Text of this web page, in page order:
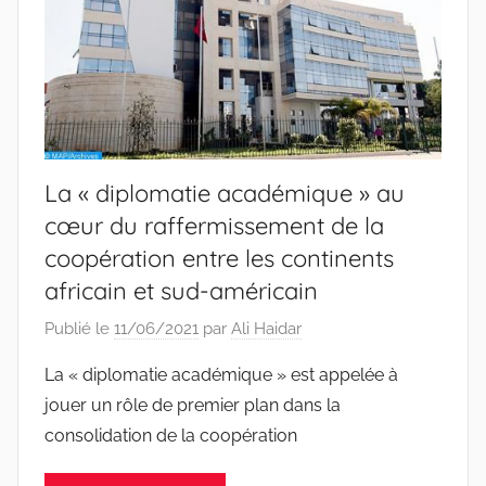
La « diplomatie académique » au
cœur du raffermissement de la
coopération entre les continents
africain et sud-américain
Publié le 11/06/2021 par Ali Haidar
La « diplomatie académique » est appelée à
jouer un rôle de premier plan dans la
consolidation de la coopération